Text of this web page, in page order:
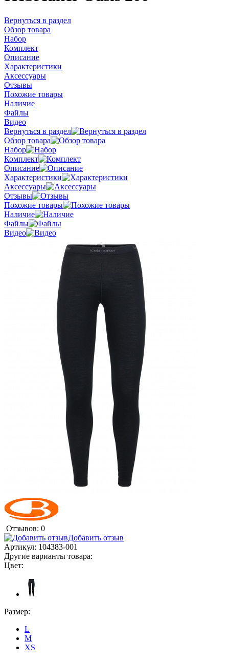
Вернуться в раздел
Обзор товара
Набор
Комплект
Описание
Характеристики
Аксессуары
Отзывы
Похожие товары
Наличие
Файлы
Видео
Вернуться в раздел
Обзор товара
Набор
Комплект
Описание
Характеристики
Аксессуары
Отзывы
Похожие товары
Наличие
Файлы
Видео
Отзывов: 0
Добавить отзыв
Артикул: 104383-001
Другие варианты товара:
Цвет:
Размер:
L
M
XS